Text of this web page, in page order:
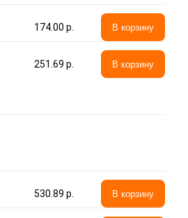
174.00 p. В корзину
251.69 p. В корзину
530.89 p. В корзину